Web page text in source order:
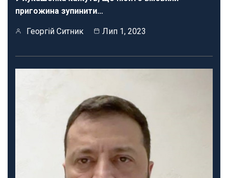
пригожина зупинити…
Георгій Ситник Лип 1, 2023